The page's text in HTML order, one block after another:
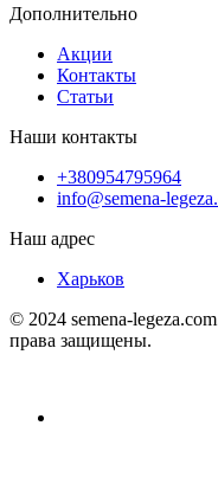
Дополнительно
Акции
Контакты
Статьи
Наши контакты
+380954795964
info@semena-
Наш адрес
Харьков
© 2024 semena-
права защищены.